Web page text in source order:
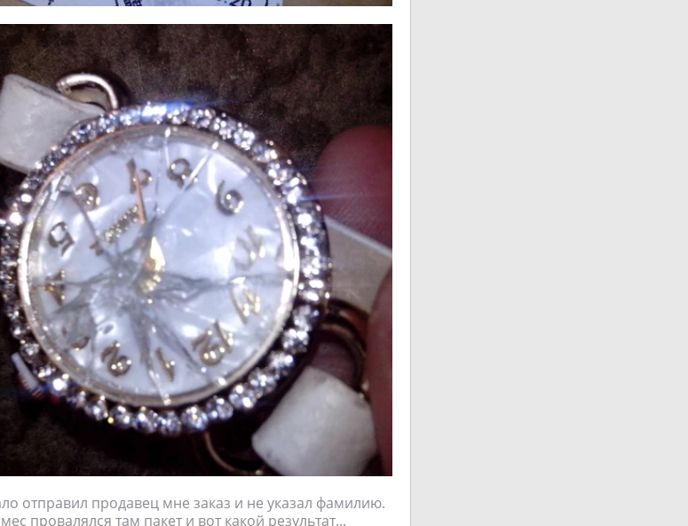
отправил продавец мне заказ и не указал фамилию.
провалялся там пакет и вот какой результат...